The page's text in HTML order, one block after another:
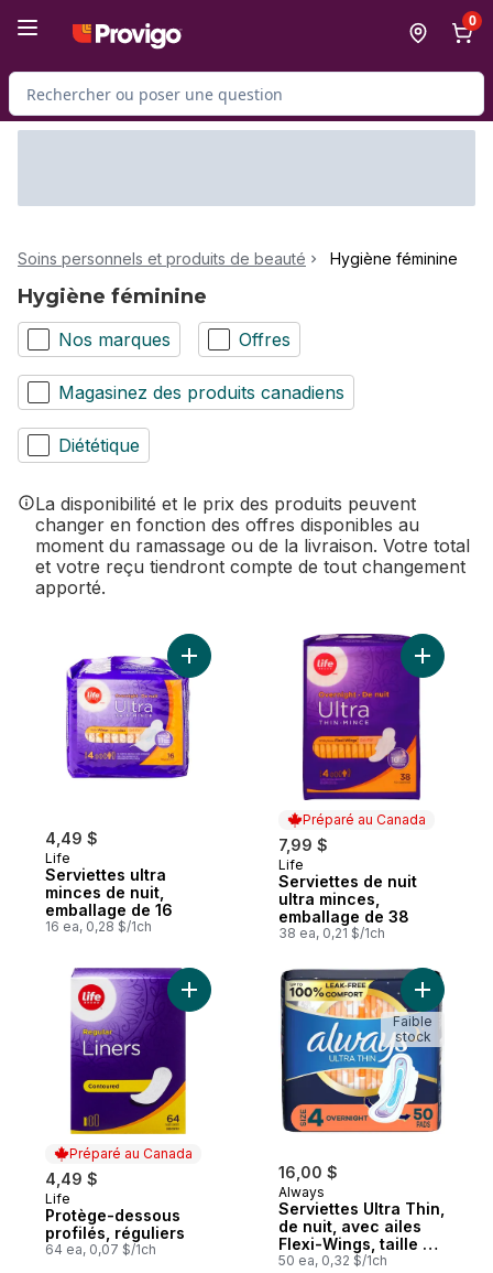
0
Rechercher des produits
Soins personnels et produits de beauté Hygiène féminine
Hygiène féminine
Nos marques Offres
Magasinez des produits canadiens
Diététique
La disponibilité et le prix des produits peuvent
changer en fonction des offres disponibles au
moment du ramassage ou de la livraison. Votre total
et votre reçu tiendront compte de tout changement
apporté.
4,49 $
Life
Serviettes ultra
minces de nuit,
emballage de 16
16 ea, 0,28 $/1ch
Ajouter Serviettes ultra minces de nuit,
Préparé au Canada
7,99 $
Préparé au Canada
Life
Serviettes de nuit
ultra minces,
emballage de 38
38 ea, 0,21 $/1ch
Ajouter
Préparé au Canada
4,49 $
Préparé au Canada
Life
Protège-dessous
profilés, réguliers
64 ea, 0,07 $/1ch
Ajouter Protège-dessous profilés,
16,00 $
Always
Serviettes Ultra Thin,
de nuit, avec ailes
Flexi-Wings, taille 4,
non parfumées, 50
50 ea, 0,32 $/1ch
Ajouter
Faible
stock